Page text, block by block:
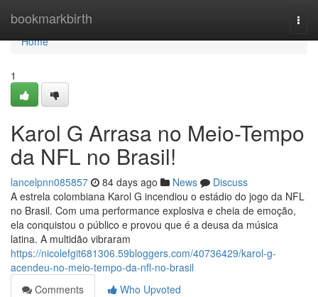
bookmarkbirth
Home
Home
1
Karol G Arrasa no Meio-Tempo
da NFL no Brasil!
lancelpnn085857 84 days ago News
Discuss
A estrela colombiana Karol G incendiou o estádio do jogo da NFL
no Brasil. Com uma performance explosiva e cheia de emoção,
ela conquistou o público e provou que é a deusa da música
latina. A multidão vibraram
https://nicolefgit681306.59bloggers.com/40736429/karol-g-
acendeu-no-meio-tempo-da-nfl-no-brasil
Comments
Who Upvoted